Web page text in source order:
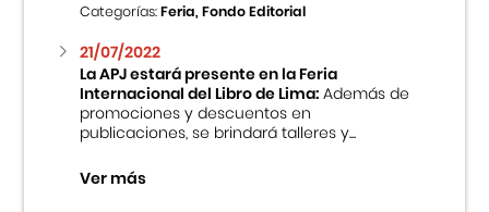
Categorías:Feria, Fondo Editorial
21/07/2022
La APJ estará presente en la Feria
Internacional del Libro de Lima:Además de
promociones y descuentos en
publicaciones, se brindará talleres y...
Ver más